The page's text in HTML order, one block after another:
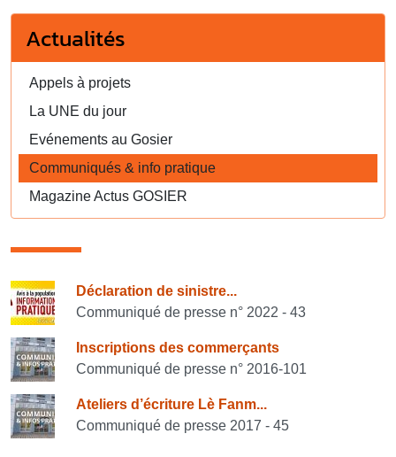
Actualités
Appels à projets
La UNE du jour
Evénements au Gosier
Communiqués & info pratique
Magazine Actus GOSIER
Consulter également
Déclaration de sinistre...
Communiqué de presse n° 2022 - 43
Inscriptions des commerçants
Communiqué de presse n° 2016-101
Ateliers d’écriture Lè Fanm...
Communiqué de presse 2017 - 45